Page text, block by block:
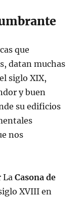
que
datan muchas
siglo XIX,
y buen
su edificios
nos
LaCasona de
XVIII en